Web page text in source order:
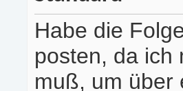
Habe die
posten, da ich
muß, um über